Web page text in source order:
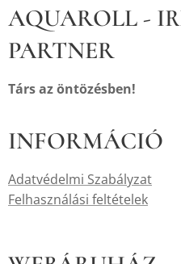
AQUAROLL -
PARTNER
Társ az öntözésben!
INFORMÁCIÓ
Adatvédelmi Szabályzat
Felhasználási feltételek